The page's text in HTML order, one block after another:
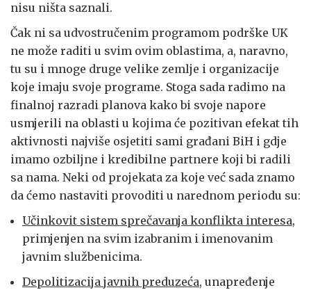
nisu ništa saznali.
Čak ni sa udvostručenim programom podrške UK
ne može raditi u svim ovim oblastima, a, naravno,
tu su i mnoge druge velike zemlje i organizacije
koje imaju svoje programe. Stoga sada radimo na
finalnoj razradi planova kako bi svoje napore
usmjerili na oblasti u kojima će pozitivan efekat tih
aktivnosti najviše osjetiti sami građani BiH i gdje
imamo ozbiljne i kredibilne partnere koji bi radili
sa nama. Neki od projekata za koje već sada znamo
da ćemo nastaviti provoditi u narednom periodu su:
Učinkovit sistem sprečavanja konflikta interesa,
primjenjen na svim izabranim i imenovanim
javnim službenicima.
Depolitizacija javnih preduzeća, unapređenje